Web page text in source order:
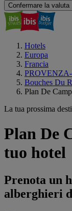
Confermare la valuta
Hotels
Europa
Francia
Bouches Du
Plan De
La tua prossima
Plan De
tuo hotel
Prenota un
alberghieri